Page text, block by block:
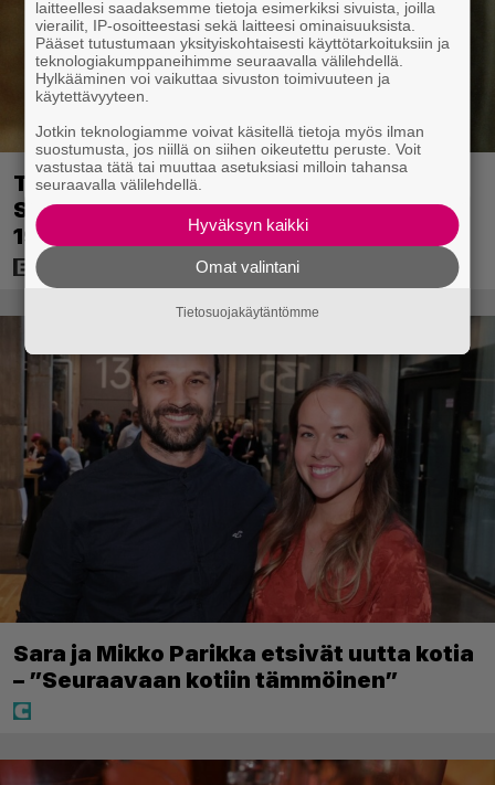
Tänän tv:ssä: Esko Salminen ja Satu
Silvo tekevät hienot pääroolit vuoden
1984 menestyselokuvassa
Sara ja Mikko Parikka etsivät uutta kotia
– ”Seuraavaan kotiin tämmöinen”
laitteellesi saadaksemme tietoja esimerkiksi sivuista, joilla
vierailit, IP-osoitteestasi sekä laitteesi ominaisuuksista.
Pääset tutustumaan yksityiskohtaisesti käyttötarkoituksiin ja
teknologiakumppaneihimme seuraavalla välilehdellä.
Hylkääminen voi vaikuttaa sivuston toimivuuteen ja
käytettävyyteen.
Jotkin teknologiamme voivat käsitellä tietoja myös ilman
suostumusta, jos niillä on siihen oikeutettu peruste. Voit
vastustaa tätä tai muuttaa asetuksiasi milloin tahansa
seuraavalla välilehdellä.
Hyväksyn kaikki
Omat valintani
Tietosuojakäytäntömme